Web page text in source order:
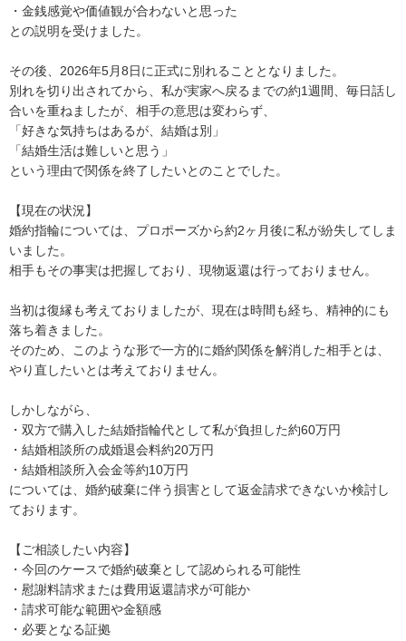
・金銭感覚や価値観が合わないと思った
との説明を受けました。
その後、2026年5月8日に正式に別れることとなりました。
別れを切り出されてから、私が実家へ戻るまでの約1週間、毎日話し
合いを重ねましたが、相手の意思は変わらず、
「好きな気持ちはあるが、結婚は別」
「結婚生活は難しいと思う」
という理由で関係を終了したいとのことでした。
【現在の状況】
婚約指輪については、プロポーズから約2ヶ月後に私が紛失してしま
いました。
相手もその事実は把握しており、現物返還は行っておりません。
当初は復縁も考えておりましたが、現在は時間も経ち、精神的にも
落ち着きました。
そのため、このような形で一方的に婚約関係を解消した相手とは、
やり直したいとは考えておりません。
しかしながら、
・双方で購入した結婚指輪代として私が負担した約60万円
・結婚相談所の成婚退会料約20万円
・結婚相談所入会金等約10万円
については、婚約破棄に伴う損害として返金請求できないか検討し
ております。
【ご相談したい内容】
・今回のケースで婚約破棄として認められる可能性
・慰謝料請求または費用返還請求が可能か
・請求可能な範囲や金額感
・必要となる証拠